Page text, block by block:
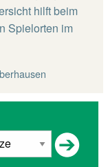
hilft beim
Spielorten im